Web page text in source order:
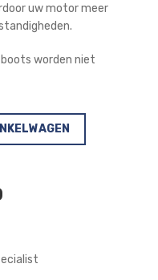
uw motor meer
worden niet